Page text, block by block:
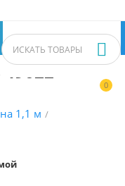
0


1,1 м /